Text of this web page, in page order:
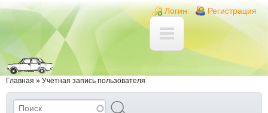
Перейти к основному содержанию
Skip to search
Login links
Логин Регистрация
Вы здесь
Главная » Учётная запись пользователя
Форма поиска
Поиск